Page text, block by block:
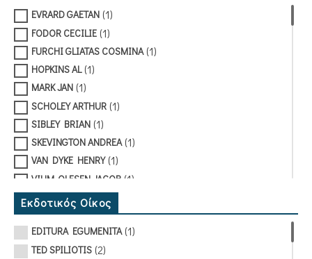
EVRARD GAETAN (1)
FODOR CECILIE (1)
FURCHI GLIATAS COSMINA(1)
HOPKINS AL(1)
MARK JAN (1)
SCHOLEY ARTHUR (1)
SIBLEY BRIAN (1)
SKEVINGTON ANDREA(1)
VAN DYKE HENRY(1)
VIUM-OLESEN JACOB (1)
YTREEIDE ARNOLD(1)
ΑΒΡΑΜΙΔΟΥ ΘΩΜΑΪΣ(1)
ΑΓΑΠΗΤΟΣ ΙΩΣΗΦ(2)
ΑΓΓΕΛΟΥ ΧΑΡΑ(2)
Εκδοτικός Οίκος
EDITURA EGUMENITA(1)
TED SPILIOTIS (2)